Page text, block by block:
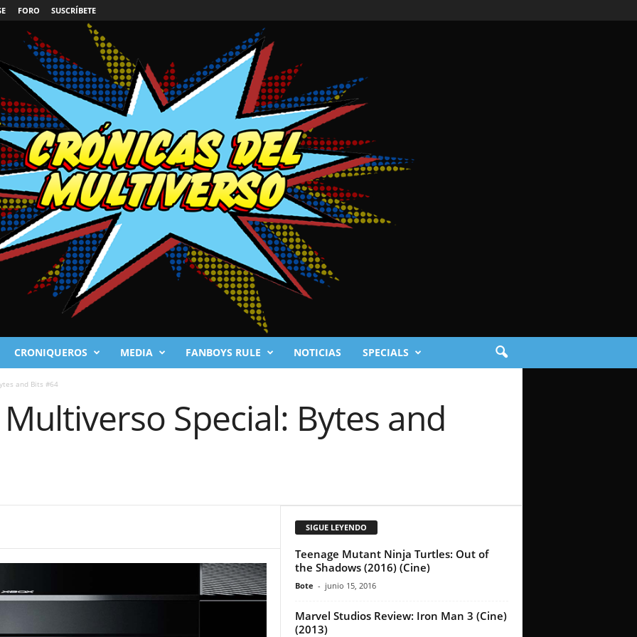
FORO SUSCRÍBETE
CRONIQUEROS MEDIA FANBOYS RULE NOTICIAS SPECIALS
and Bits #64
Special: Bytes and
SIGUE LEYENDO
Teenage Mutant Ninja Turtles: Out of
the Shadows (2016) (Cine)
Bote - junio 15, 2016
Marvel Studios Review: Iron Man 3 (Cine)
(2013)